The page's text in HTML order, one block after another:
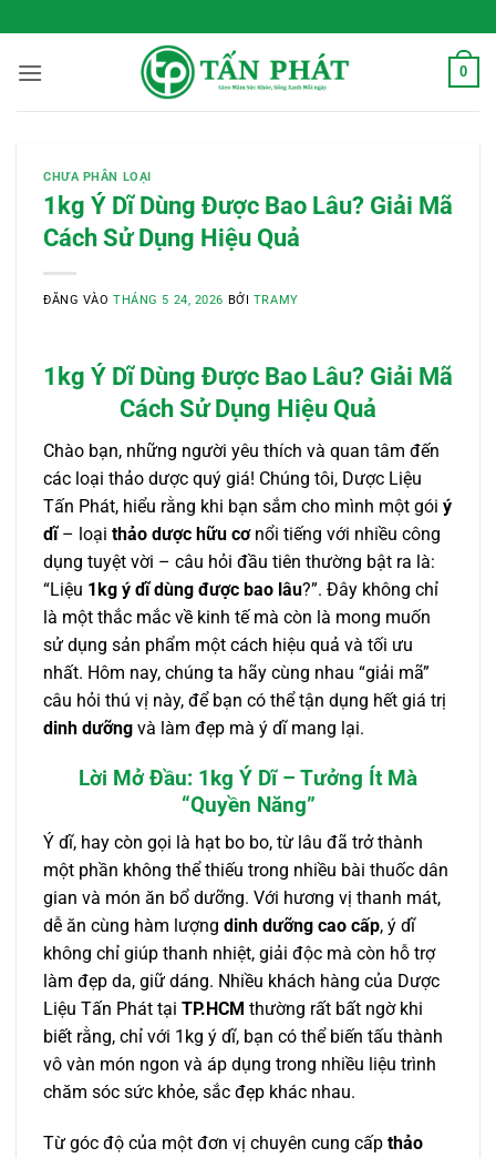
qua
nội
0
CHƯA PHÂN LOẠI
1kg Ý Dĩ Dùng Được Bao Lâu? Giải Mã
Cách Sử Dụng Hiệu Quả
ĐĂNG VÀOTHÁNG 5 24, 2026 BỞI TRAMY
1kg Ý Dĩ Dùng Được Bao Lâu? Giải Mã
Cách Sử Dụng Hiệu Quả
Chào bạn, những người yêu thích và quan tâm đến
các loại thảo dược quý giá! Chúng tôi, Dược Liệu
Tấn Phát, hiểu rằng khi bạn sắm cho mình một gói ý
dĩ– loại thảo dược hữu cơnổi tiếng với nhiều công
dụng tuyệt vời – câu hỏi đầu tiên thường bật ra là:
“Liệu 1kg ý dĩ dùng được bao lâu?”. Đây không chỉ
là một thắc mắc về kinh tế mà còn là mong muốn
sử dụng sản phẩm một cách hiệu quả và tối ưu
nhất. Hôm nay, chúng ta hãy cùng nhau “giải mã”
câu hỏi thú vị này, để bạn có thể tận dụng hết giá trị
dinh dưỡng và làm đẹp mà ý dĩ mang lại.
Lời Mở Đầu: 1kg Ý Dĩ – Tưởng Ít Mà
“Quyền Năng”
Ý dĩ, hay còn gọi là hạt bo bo, từ lâu đã trở thành
một phần không thể thiếu trong nhiều bài thuốc dân
gian và món ăn bổ dưỡng. Với hương vị thanh mát,
dễ ăn cùng hàm lượng dinh dưỡng cao cấp, ý dĩ
không chỉ giúp thanh nhiệt, giải độc mà còn hỗ trợ
làm đẹp da, giữ dáng. Nhiều khách hàng của Dược
Liệu Tấn Phát tại TP.HCM thường rất bất ngờ khi
biết rằng, chỉ với 1kg ý dĩ, bạn có thể biến tấu thành
vô vàn món ngon và áp dụng trong nhiều liệu trình
chăm sóc sức khỏe, sắc đẹp khác nhau.
Từ góc độ của một đơn vị chuyên cung cấp thảo